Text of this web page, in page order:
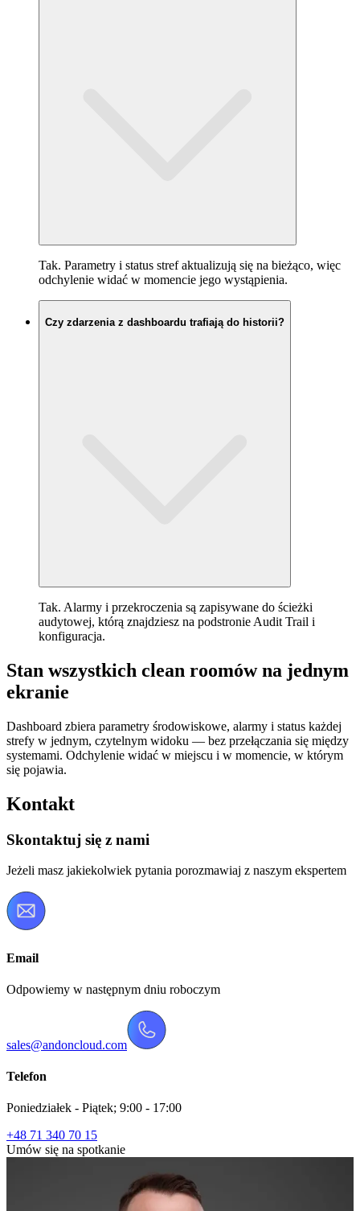
Tak. Parametry i status stref aktualizują się na bieżąco, więc
odchylenie widać w momencie jego wystąpienia.
Czy zdarzenia z dashboardu trafiają do historii?
Tak. Alarmy i przekroczenia są zapisywane do ścieżki
audytowej, którą znajdziesz na podstronie Audit Trail i
konfiguracja.
Stan wszystkich clean roomów na jednym
ekranie
Dashboard zbiera parametry środowiskowe, alarmy i status każdej
strefy w jednym, czytelnym widoku — bez przełączania się między
systemami. Odchylenie widać w miejscu i w momencie, w którym
się pojawia.
Kontakt
Skontaktuj się z nami
Jeżeli masz jakiekolwiek pytania porozmawiaj z naszym ekspertem
Email
Odpowiemy w następnym dniu roboczym
sales@andoncloud.com
Telefon
Poniedziałek - Piątek; 9:00 - 17:00
+48 71 340 70 15
Umów się na spotkanie